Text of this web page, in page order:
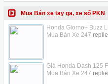
Mua Bán xe tay ga, xe số PKN
Honda Giorno+ Buzz
Mua Bán Xe 247
Giá Honda Dash 125
Mua Bán Xe 247